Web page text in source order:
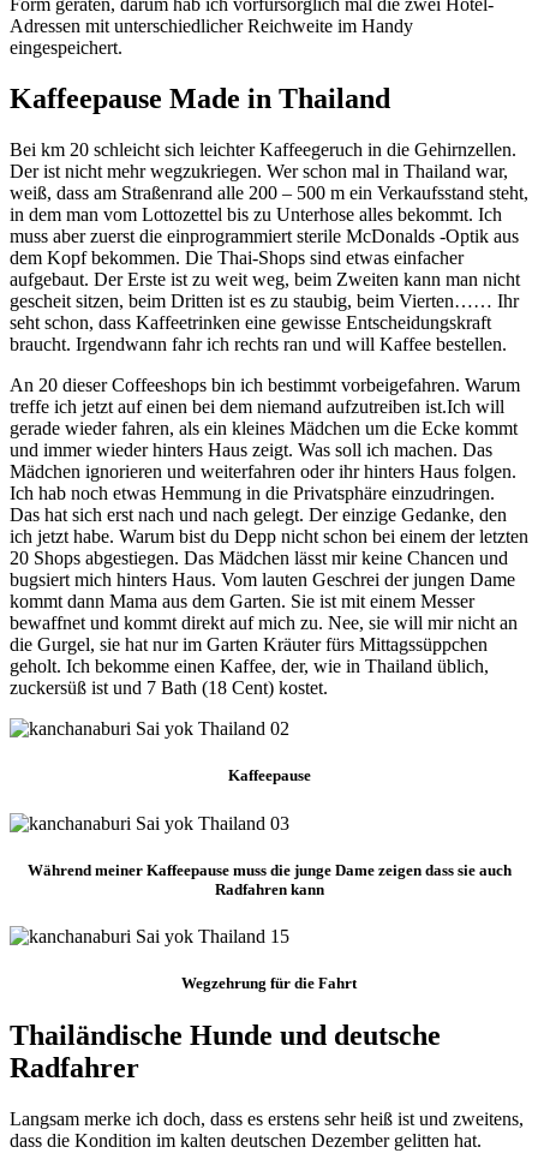
Form geraten, darum hab ich vorfürsorglich mal die zwei Hotel-
Adressen mit unterschiedlicher Reichweite im Handy
eingespeichert.
Kaffeepause Made in Thailand
Bei km 20 schleicht sich leichter Kaffeegeruch in die Gehirnzellen.
Der ist nicht mehr wegzukriegen. Wer schon mal in Thailand war,
weiß, dass am Straßenrand alle 200 – 500 m ein Verkaufsstand steht,
in dem man vom Lottozettel bis zu Unterhose alles bekommt. Ich
muss aber zuerst die einprogrammiert sterile McDonalds -Optik aus
dem Kopf bekommen. Die Thai-Shops sind etwas einfacher
aufgebaut. Der Erste ist zu weit weg, beim Zweiten kann man nicht
gescheit sitzen, beim Dritten ist es zu staubig, beim Vierten…… Ihr
seht schon, dass Kaffeetrinken eine gewisse Entscheidungskraft
braucht. Irgendwann fahr ich rechts ran und will Kaffee bestellen.
An 20 dieser Coffeeshops bin ich bestimmt vorbeigefahren. Warum
treffe ich jetzt auf einen bei dem niemand aufzutreiben ist.Ich will
gerade wieder fahren, als ein kleines Mädchen um die Ecke kommt
und immer wieder hinters Haus zeigt. Was soll ich machen. Das
Mädchen ignorieren und weiterfahren oder ihr hinters Haus folgen.
Ich hab noch etwas Hemmung in die Privatsphäre einzudringen.
Das hat sich erst nach und nach gelegt. Der einzige Gedanke, den
ich jetzt habe. Warum bist du Depp nicht schon bei einem der letzten
20 Shops abgestiegen. Das Mädchen lässt mir keine Chancen und
bugsiert mich hinters Haus. Vom lauten Geschrei der jungen Dame
kommt dann Mama aus dem Garten. Sie ist mit einem Messer
bewaffnet und kommt direkt auf mich zu. Nee, sie will mir nicht an
die Gurgel, sie hat nur im Garten Kräuter fürs Mittagssüppchen
geholt. Ich bekomme einen Kaffee, der, wie in Thailand üblich,
zuckersüß ist und 7 Bath (18 Cent) kostet.
Kaffeepause
Während meiner Kaffeepause muss die junge Dame zeigen dass sie auch
Radfahren kann
Wegzehrung für die Fahrt
Thailändische Hunde und deutsche
Radfahrer
Langsam merke ich doch, dass es erstens sehr heiß ist und zweitens,
dass die Kondition im kalten deutschen Dezember gelitten hat.